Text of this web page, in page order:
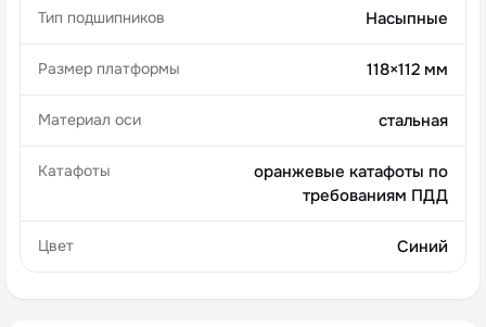
Тип подшипников Насыпные
Размер платформы 118×112 мм
Материал оси стальная
Катафоты
оранжевые катафоты по
требованиям ПДД
Цвет Синий